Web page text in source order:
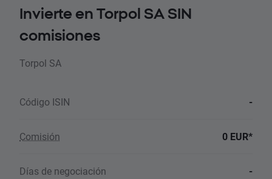
Invierte en Torpol SA SIN
comisiones
Torpol SA
Código ISIN -
Comisión 0 EUR*
Días de negociación -